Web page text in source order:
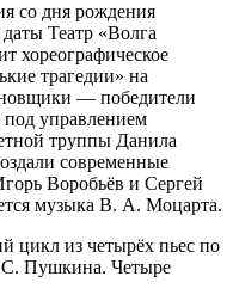
со дня рождения
Театр «Волга
хореографическое
трагедии» на
— победители
управлением
труппы Данила
современные
Воробьёв и Сергей
музыка В. А. Моцарта.
цикл из четырёх пьес по
С. Пушкина. Четыре